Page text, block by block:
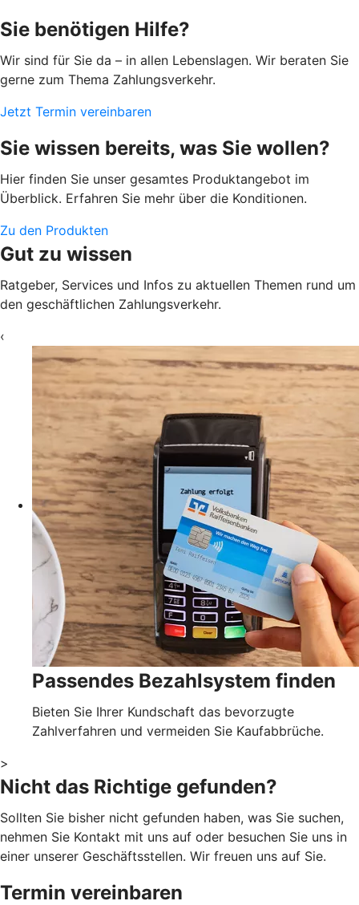
Sie benötigen Hilfe?
Wir sind für Sie da – in allen Lebenslagen. Wir beraten Sie
gerne zum Thema Zahlungsverkehr.
Jetzt Termin vereinbaren
Sie wissen bereits, was Sie wollen?
Hier finden Sie unser gesamtes Produktangebot im
Überblick. Erfahren Sie mehr über die Konditionen.
Zu den Produkten
Gut zu wissen
Ratgeber, Services und Infos zu aktuellen Themen rund um
den geschäftlichen Zahlungsverkehr.
‹
Passendes Bezahlsystem finden
Bieten Sie Ihrer Kundschaft das bevorzugte
Zahlverfahren und vermeiden Sie Kaufabbrüche.
>
Nicht das Richtige gefunden?
Sollten Sie bisher nicht gefunden haben, was Sie suchen,
nehmen Sie Kontakt mit uns auf oder besuchen Sie uns in
einer unserer Geschäftsstellen. Wir freuen uns auf Sie.
Termin vereinbaren